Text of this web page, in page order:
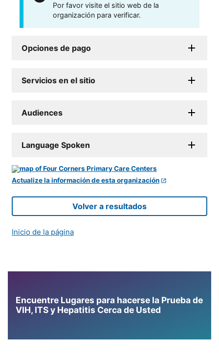
Por favor visite el sitio web de la
organización para verificar.
Opciones de pago
Servicios en el sitio
Audiences
Language Spoken
Actualize la información de esta organización
Volver a resultados
Inicio de la página
Encuentre Lugares para hacerse la Prueba de
VIH, ITS y Hepatitis Cerca de Usted